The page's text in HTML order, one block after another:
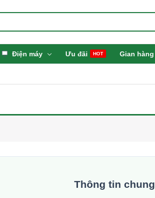
Điện máy Ưu đãi HOT Gian hàng
Thông tin chung